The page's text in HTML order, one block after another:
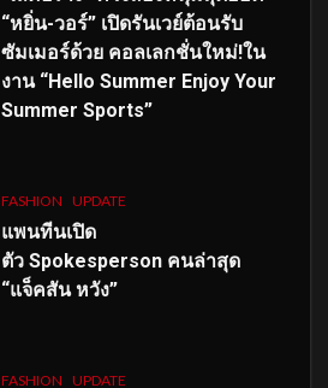
“หยิ่น-วอร์” เปิดรันเวย์ต้อนรับ
ซัมเมอร์ด้วย คอลเลกชั่นใหม่!ใน
งาน “Hello Summer Enjoy Your
Summer Sports”
FASHION UPDATE
แพนทีนเปิด
ตัว Spokesperson คนล่าสุด
“แจ็คสัน หวัง”
FASHION UPDATE